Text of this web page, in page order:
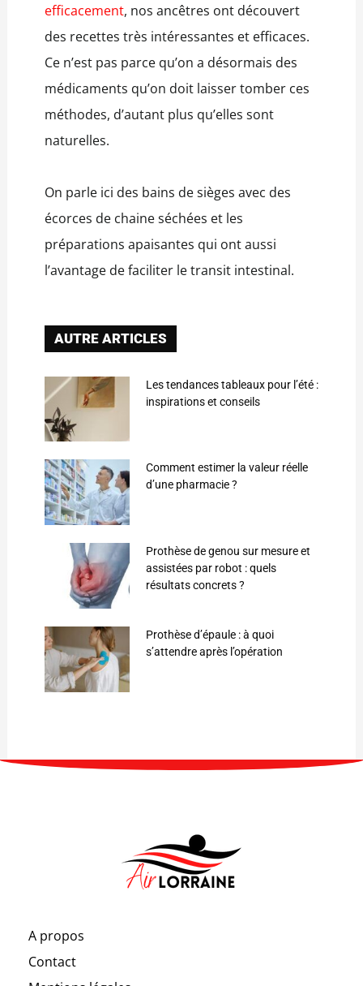
efficacement, nos ancêtres ont découvert
des recettes très intéressantes et efficaces.
Ce n’est pas parce qu’on a désormais des
médicaments qu’on doit laisser tomber ces
méthodes, d’autant plus qu’elles sont
naturelles.
On parle ici des bains de sièges avec des
écorces de chaine séchées et les
préparations apaisantes qui ont aussi
l’avantage de faciliter le transit intestinal.
AUTRE ARTICLES
Les tendances tableaux pour l’été :
inspirations et conseils
Comment estimer la valeur réelle
d’une pharmacie ?
Prothèse de genou sur mesure et
assistées par robot : quels
résultats concrets ?
Prothèse d’épaule : à quoi
s’attendre après l’opération
A propos
Contact